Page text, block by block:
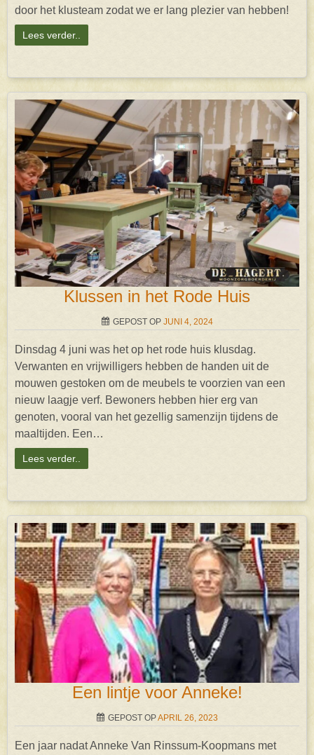
door het klusteam zodat we er lang plezier van hebben!
Lees verder..
Klussen in het Rode Huis
GEPOST OP JUNI 4, 2024
Dinsdag 4 juni was het op het rode huis klusdag.
Verwanten en vrijwilligers hebben de handen uit de
mouwen gestoken om de meubels te voorzien van een
nieuw laagje verf. Bewoners hebben hier erg van
genoten, vooral van het gezellig samenzijn tijdens de
maaltijden. Een…
Lees verder..
Een lintje voor Anneke!
GEPOST OPAPRIL 26, 2023
Een jaar nadat Anneke Van Rinssum-Koopmans met